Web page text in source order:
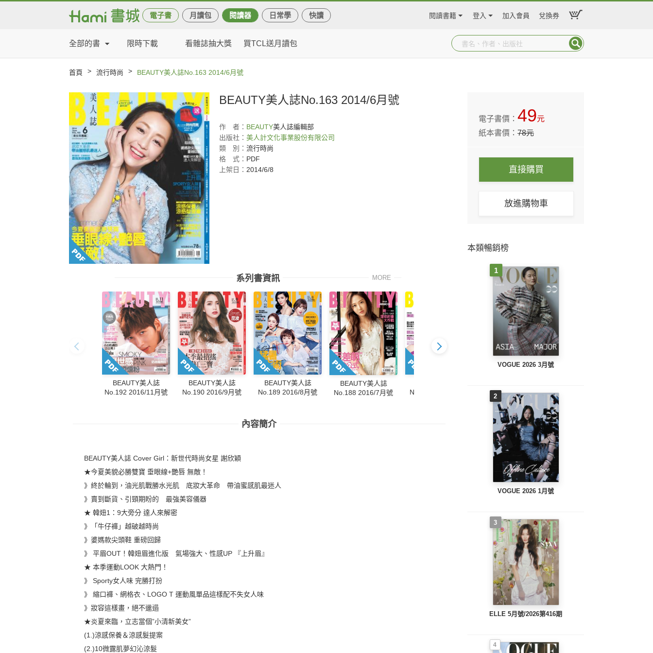
電子書 月讀包 閱讀器 日常學 快讀 閱讀書籍 登入 加入會員 兌換券
全部的書 限時下載 看雜誌抽大獎 買TCL送月讀包
首頁 > 流行時尚 > BEAUTY美人誌No.163 2014/6月號
BEAUTY美人誌No.163 2014/6月號
作 者： BEAUTY美人誌編輯部
出版社： 美人計文化事業股份有限公司
類
別： 流行時尚
格
式： PDF
上架日： 2014/6/8
系列書資訊 MORE
BEAUTY美人誌
No.192 2016/11月號
BEAUTY美人誌
No.190 2016/9月號
BEAUTY美人誌
No.189 2016/8月號
BEAUTY美人誌
No.188 2016/7月號
No.187 2016/6月號
No.186 2016/5月號
內容簡介
BEAUTY美人誌 Cover Girl：新世代時尚女星 謝欣穎
★今夏美貌必勝雙寶 垂眼線+艷唇 無敵！
》終於輪到，油光肌戰勝水光肌 底妝大革命 帶油蜜感肌最迷人
》賣到斷貨、引頸期盼的 最強美容儀器
★ 韓妞1：9大旁分 達人來解密
》「牛仔褲」越破越時尚
》婆媽款尖頭鞋 重磅回歸
》 平眉OUT！韓妞眉進化版 氣場強大、性感UP 『上升眉』
★ 本季運動LOOK 大熱門！
》 Sporty女人味 完勝打扮
》 縮口褲、網格衣、LOGO T 運動風單品這樣配不失女人味
》妝容這樣畫，絕不邋遢
★炎夏來臨，立志當個”小清新美女”
(1.)涼感保養＆涼感髮提案
(2.)10微露肌夢幻沁涼髮
電子書價：49元
紙本書價：78元
直接購買
放進購物車
本類暢銷榜
1
VOGUE 2026 3月號
2
VOGUE 2026 1月號
3
ELLE 5月號/2026第416期
4